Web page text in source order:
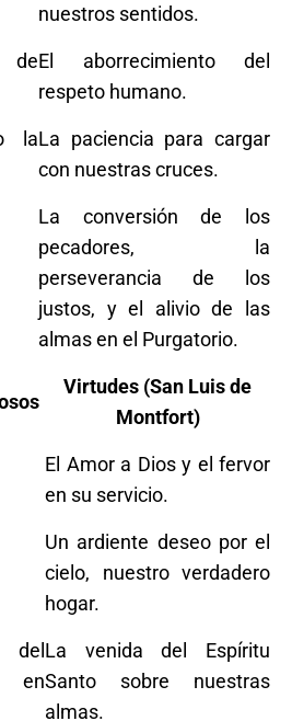
nuestros sentidos.
deEl aborrecimiento del
respeto humano.
laLa paciencia para cargar
con nuestras cruces.
La conversión de los
pecadores, la
perseverancia de los
justos, y el alivio de las
almas en el Purgatorio.
Virtudes (San Luis de
Montfort)
El Amor a Dios y el fervor
en su servicio.
Un ardiente deseo por el
cielo, nuestro verdadero
hogar.
del
en
La venida del Espíritu
Santo sobre nuestras
almas.